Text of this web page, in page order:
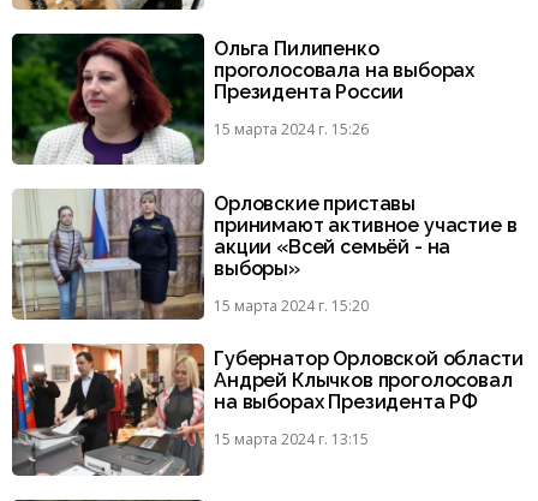
Ольга Пилипенко
проголосовала на выборах
Президента России
15 марта 2024 г. 15:26
Орловские приставы
принимают активное участие в
акции «Всей семьёй - на
выборы»
15 марта 2024 г. 15:20
Губернатор Орловской области
Андрей Клычков проголосовал
на выборах Президента РФ
15 марта 2024 г. 13:15